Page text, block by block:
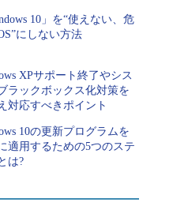
10」を“使えない、危
にしない方法
XPサポート終了やシス
ラックボックス化対策を
対応すべきポイント
10の更新プログラムを
適用するための5つのステ
は?